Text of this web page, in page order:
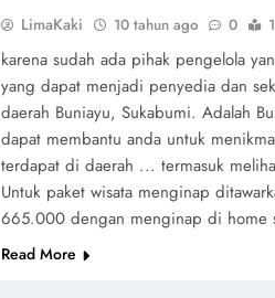
LimaKaki 10 tahun ago 0
karena sudah ada pihak pengelola
yang dapat menjadi penyedia dan
daerah Buniayu, Sukabumi. Adalah
dapat membantu anda untuk
terdapat di daerah ... termasuk
Untuk paket wisata menginap
665.000 dengan menginap di home
Read More